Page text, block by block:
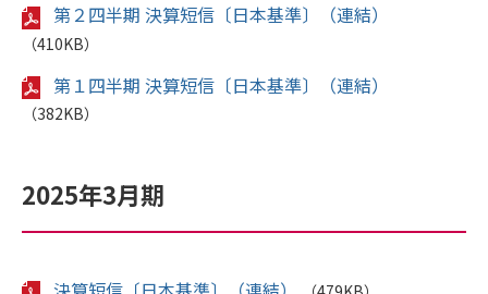
第２四半期 決算短信〔日本基準〕（連結）
（410KB）
第１四半期 決算短信〔日本基準〕（連結）
（382KB）
2025年3月期